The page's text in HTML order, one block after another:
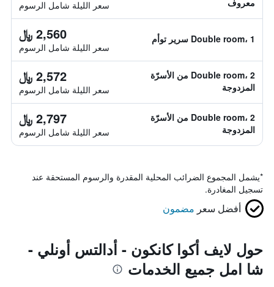
معروف سعر الليلة شامل الرسوم
Double room، 1 سرير توأم 2,560 ﷼
سعر الليلة شامل الرسوم
Double room، 2 من الأسرّة
المزدوجة
2,572 ﷼
سعر الليلة شامل الرسوم
Double room، 2 من الأسرّة
المزدوجة
2,797 ﷼
سعر الليلة شامل الرسوم
*يشمل المجموع الضرائب المحلية المقدرة والرسوم المستحقة عند
تسجيل المغادرة.
أفضل سعر مضمون
حول لايف أكوا كانكون - أدالتس أونلي -
شا امل جميع الخدمات